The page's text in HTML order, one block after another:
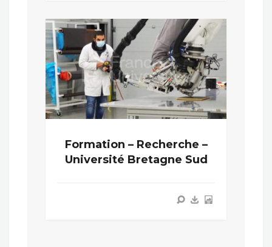
Formation – Recherche –
Université Bretagne Sud